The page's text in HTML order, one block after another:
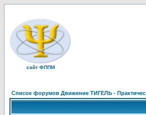
сайт ФППМ
Список форумов Движение ТИГЕЛЬ -